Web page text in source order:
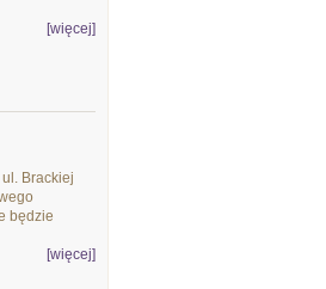
[więcej]
Brackiej
będzie
[więcej]